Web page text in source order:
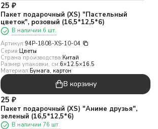
25 ₽
Пакет подарочный (XS) "Пастельный
цветок", розовый (16,5*12,5*6)
В наличии 6 шт.
Артикул:94P-1808-XS-10-04
Серия:Цветы
Страна производства:Китай
Размер упаковки, см:6×12.5×16.5
Материал:Бумага, картон
В корзину
25 ₽
Пакет подарочный (XS) "Аниме друзья",
зеленый (16,5*12,5*6)
В наличии 76 шт.